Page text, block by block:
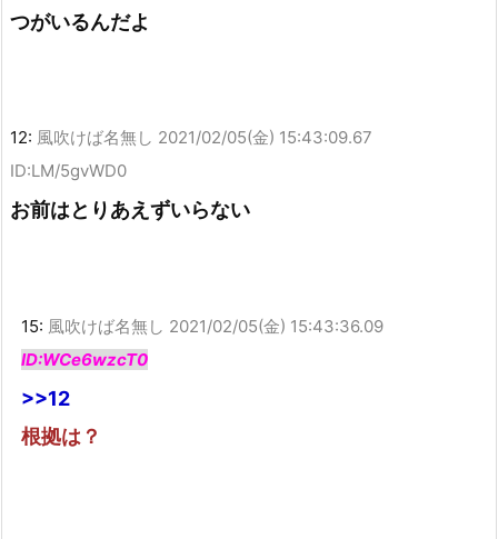
つがいるんだよ
12: 風吹けば名無し 2021/02/05(金) 15:43:09.67
ID:LM/5gvWD0
お前はとりあえずいらない
15: 風吹けば名無し 2021/02/05(金) 15:43:36.09
ID:WCe6wzcT0
>>12
根拠は？